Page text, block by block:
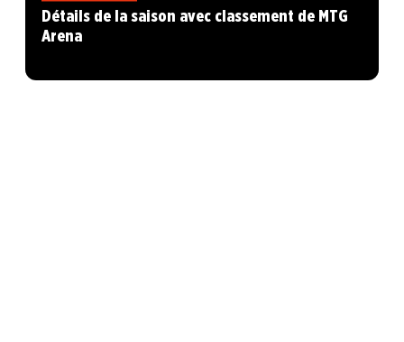
Détails de la saison avec classement de MTG
Arena